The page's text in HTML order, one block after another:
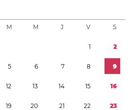
M M J V S
1 2
5 6 7 8 9
12 13 14 15 16
19 20 21 22 23